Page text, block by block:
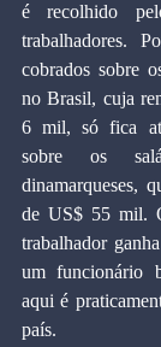
é recolhido
trabalhadores.
cobrados sobre
no Brasil, cuja
6 mil, só fica
sobre os
dinamarqueses,
de US$ 55 mil.
trabalhador
um funcionário
aqui é
país.